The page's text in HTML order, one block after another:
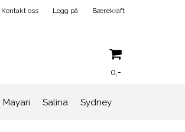
Kontakt oss Logg på Bærekraft
0,-
Mayari Salina Sydney